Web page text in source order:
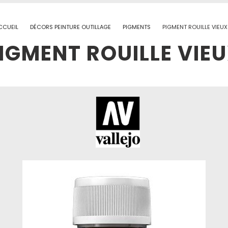
DÉCORS PEINTURE OUTILLAGE PIGMENTS PIGMENT ROUILLE
ROUILLE